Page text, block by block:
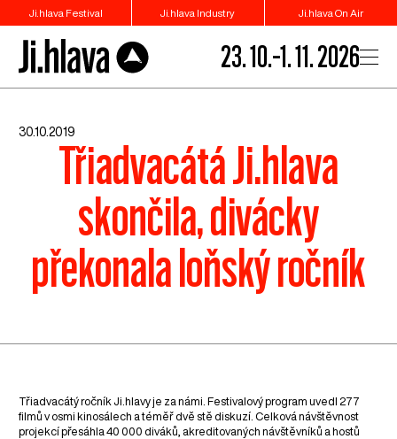
Ji.hlava Festival Ji.hlava Industry Ji.hlava On Air
23. 10.–1. 11. 2026
30.10.2019
Třiadvacátá Ji.hlava
skončila, divácky
překonala loňský ročník
Třiadvacátý ročník Ji.hlavy je za námi. Festivalový program uvedl 277
filmů v osmi kinosálech a téměř dvě stě diskuzí. Celková návštěvnost
projekcí přesáhla 40 000 diváků, akreditovaných návštěvníků a hostů